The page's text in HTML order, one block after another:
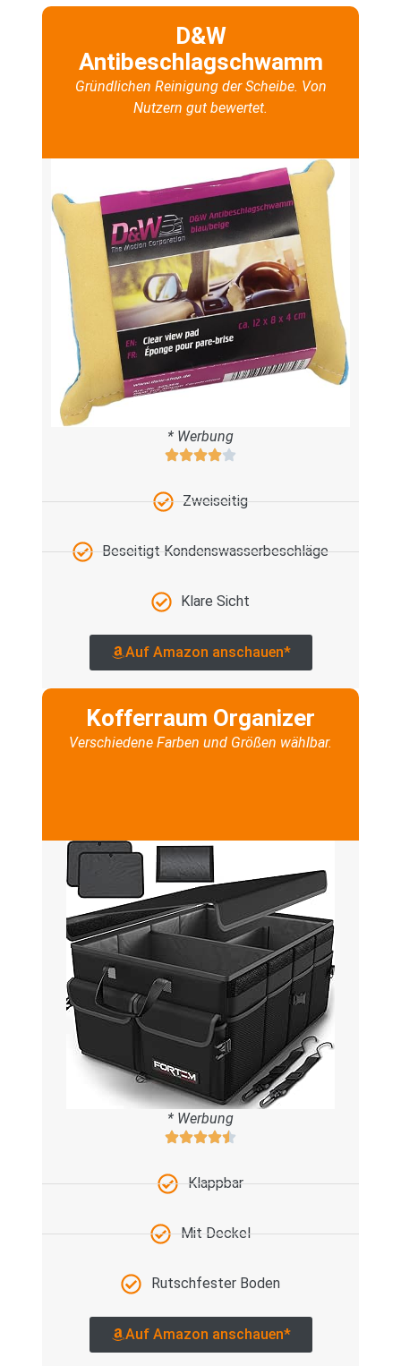
D&W
Antibeschlagschwamm
Gründlichen Reinigung der Scheibe. Von
Nutzern gut bewertet.
* Werbung
Zweiseitig
Beseitigt Kondenswasserbeschläge
Klare Sicht
Auf Amazon anschauen*
Kofferraum Organizer
Verschiedene Farben und Größen wählbar.
* Werbung
Klappbar
Mit Deckel
Rutschfester Boden
Auf Amazon anschauen*